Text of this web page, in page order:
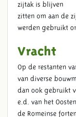
zijtak is blijven
zitten om aan de
werden gebruikt
Vracht
Op de restanten
van diverse
dan ook gebruikt
e.d. van het
de Romeinse